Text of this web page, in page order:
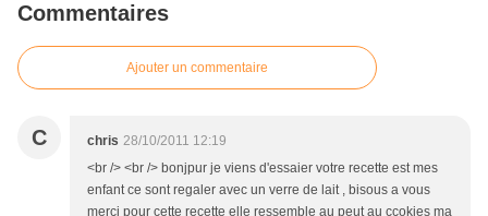
Commentaires
Ajouter un commentaire
C chris 28/10/2011 12:19
<br /> <br /> bonjpur je viens d'essaier votre recette est mes
enfant ce sont regaler avec un verre de lait , bisous a vous
merci pour cette recette elle ressemble au peut au ccokies ma